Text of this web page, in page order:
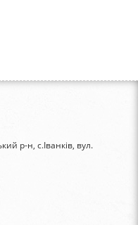
р-н, с.Іванків, вул.